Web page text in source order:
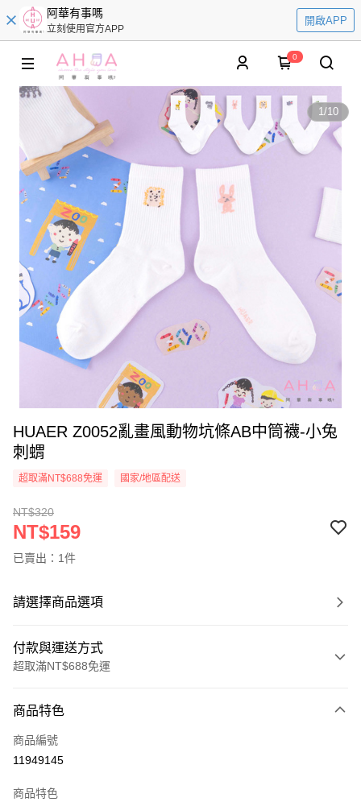
阿華有事嗎
立刻使用官方APP
開啟APP
0
1/10
HUAER Z0052亂畫風動物坑條AB中筒襪-小兔
刺蝟
超取滿NT$688免運 國家/地區配送
NT$320
NT$159
已賣出：1件
請選擇商品選項
付款與運送方式
超取滿NT$688免運
信用卡一次付款
超商取貨付款
商品特色
商品編號
11949145
商品特色